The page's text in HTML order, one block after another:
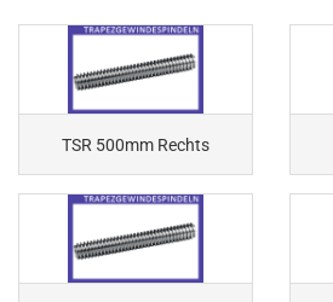
TSR 500mm Rechts